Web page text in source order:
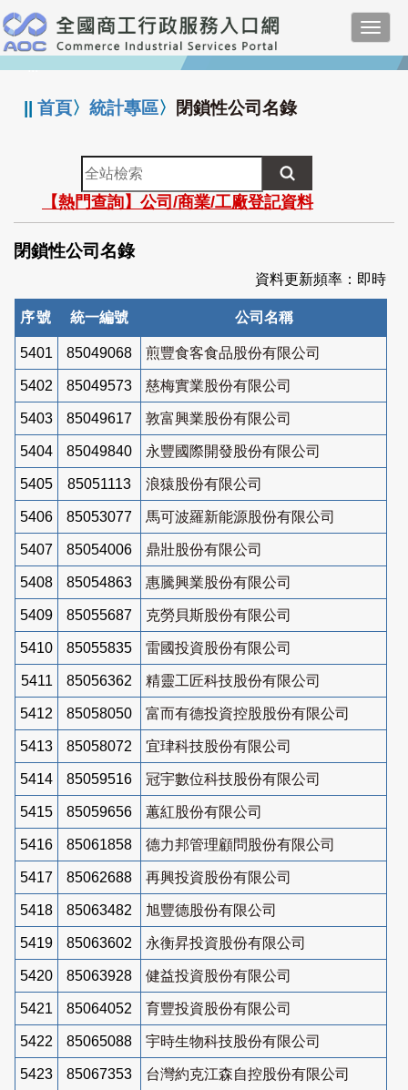
跳
到
主
要
:::
||首頁〉統計專區〉 閉鎖性公司名錄
全
站
檢
索
【熱門查詢】公司/商業/工廠登記資料
閉鎖性公司名錄
資料更新頻率：即時
序號 統一編號 公司名稱
5401 85049068 煎豐食客食品股份有限公司
5402 85049573 慈梅實業股份有限公司
5403 85049617 敦富興業股份有限公司
5404 85049840 永豐國際開發股份有限公司
5405 85051113 浪猿股份有限公司
5406 85053077 馬可波羅新能源股份有限公司
5407 85054006 鼎壯股份有限公司
5408 85054863 惠騰興業股份有限公司
5409 85055687 克勞貝斯股份有限公司
5410 85055835 雷國投資股份有限公司
5411 85056362 精靈工匠科技股份有限公司
5412 85058050 富而有德投資控股股份有限公司
5413 85058072 宜珒科技股份有限公司
5414 85059516 冠宇數位科技股份有限公司
5415 85059656 蕙紅股份有限公司
5416 85061858 德力邦管理顧問股份有限公司
5417 85062688 再興投資股份有限公司
5418 85063482 旭豐德股份有限公司
5419 85063602 永衡昇投資股份有限公司
5420 85063928 健益投資股份有限公司
5421 85064052 育豐投資股份有限公司
5422 85065088 宇時生物科技股份有限公司
5423 85067353 台灣約克江森自控股份有限公司